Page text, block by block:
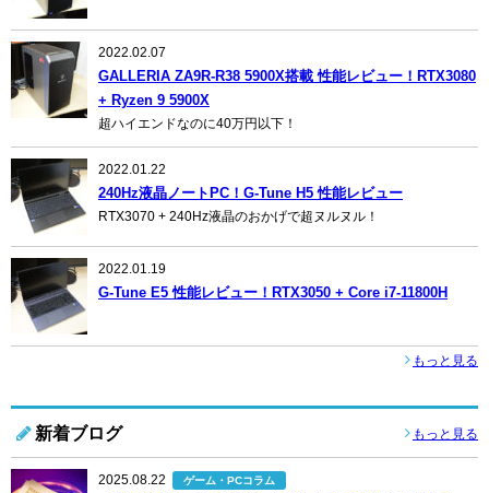
2022.02.07
GALLERIA ZA9R-R38 5900X搭載 性能レビュー！RTX3080
+ Ryzen 9 5900X
超ハイエンドなのに40万円以下！
2022.01.22
240Hz液晶ノートPC！G-Tune H5 性能レビュー
RTX3070 + 240Hz液晶のおかげで超ヌルヌル！
2022.01.19
G-Tune E5 性能レビュー！RTX3050 + Core i7-11800H
もっと見る
新着ブログ もっと見る
2025.08.22 ゲーム・PCコラム